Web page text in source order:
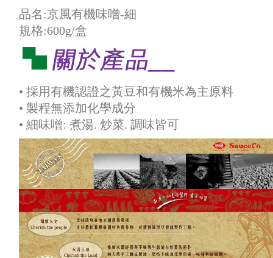
品名:京風有機味噌-細
規格:600g/盒
• 採用有機認證之黃豆和有機米為主原料
• 製程無添加化學成分
• 細味噌: 煮湯. 炒菜. 調味皆可